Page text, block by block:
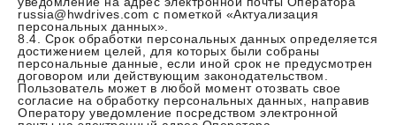
russia@hwdrives.com с пометкой «Актуализация
персональных данных».
8.4. Срок обработки персональных данных определяется
достижением целей, для которых были собраны
персональные данные, если иной срок не предусмотрен
договором или действующим законодательством.
Пользователь может в любой момент отозвать свое
согласие на обработку персональных данных, направив
Оператору уведомление посредством электронной